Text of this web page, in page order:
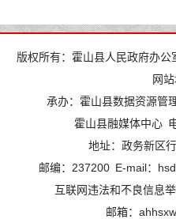
版权所有：霍山县人民政府办公
网
承办：霍山县数据资源管
霍山县融媒体中心
地址：政务新区
邮编：237200 E-mail：
互联网违法和不良信息
邮箱：